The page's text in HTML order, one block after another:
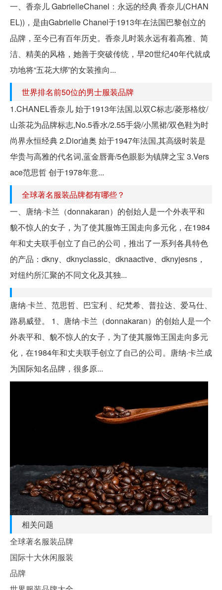
一、香奈儿 GabrielleChanel：永远的经典 香奈儿(CHAN
EL))，是由Gabrielle Chanel于1913年在法国巴黎创立的
品牌，至今已有百年历史。香奈儿时装永远有着高雅、简
洁、精美的风格，她善于突破传统，早20世纪40年代就成
功地将“五花大绑”的女装推向...
世界排名前50位的男士服装品牌
1.CHANEL香奈儿 始于1913年法国,以双C标志/菱形格纹/
山茶花为品牌标志,No.5香水/2.55手袋/小黑裙/双色鞋为时
尚界永恒经典 2.Dior迪奥 始于1947年法国,其高级时装是
华贵与高雅的代名词,蓝金唇膏/5色眼影为镇牌之宝 3.Vers
ace范思哲 创于1978年意...
全球著名服装品牌都有哪些？
一、唐纳·卡兰（donnakaran）的创始人是一个外表平和
貌不惊人的女子，为了使其服饰王国走向多元化，在1984
年和丈夫联手创立了自己的公司，推出了一系列各具特色
的产品：dkny、dknyclassic、dknaactive、dknyjesns，
对纽约所汇聚的不同文化及其独...
唐纳·卡兰、范思哲、巴宝利 、纪梵希、普拉达、爱马仕、
路易威登。 1、唐纳·卡兰（donnakaran）的创始人是一个
外表平和、貌不惊人的女子，为了使其服饰王国走向多元
化，在1984年和丈夫联手创立了自己的公司。唐纳·卡兰成
为国际知名品牌，很多原...
相关问题
全球著名服装品牌
国际十大休闲服装
品牌